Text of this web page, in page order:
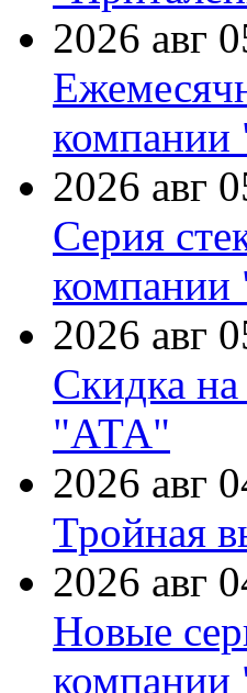
2026 авг
компании
2026 авг
Серия
компании
2026 авг
Скидка
"АТА"
2026 авг
Тройная
2026 авг
Новые
компании